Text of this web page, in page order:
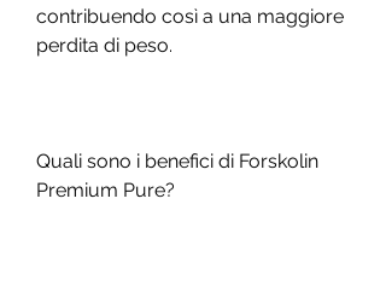
contribuendo così a una maggiore
perdita di peso.
Quali sono i benefici di Forskolin
Premium Pure?